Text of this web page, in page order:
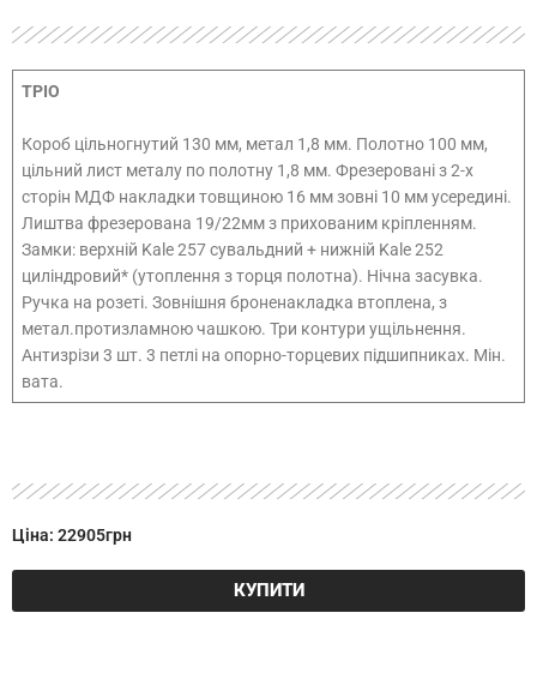
ТРІО
Короб цільногнутий 130 мм, метал 1,8 мм. Полотно 100 мм,
цільний лист металу по полотну 1,8 мм. Фрезеровані з 2-х
сторін МДФ накладки товщиною 16 мм зовні 10 мм усередині.
Лиштва фрезерована 19/22мм з прихованим кріпленням.
Замки: верхній Kale 257 сувальдний + нижній Kale 252
циліндровий* (утоплення з торця полотна). Нічна засувка.
Ручка на розеті. Зовнішня броненакладка втоплена, з
метал.протизламною чашкою. Три контури ущільнення.
Антизрізи 3 шт. 3 петлі на опорно-торцевих підшипниках. Мін.
вата.
Ціна: 22905грн
КУПИТИ